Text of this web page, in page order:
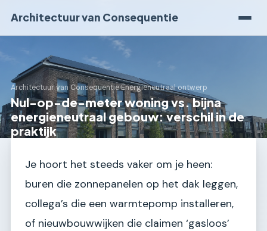
Architectuur van Consequentie
Architectuur van Consequentie›Energieneutraal ontwerp
Nul-op-de-meter woning vs. bijna
energieneutraal gebouw: verschil in de
praktijk
Je hoort het steeds vaker om je heen:
buren die zonnepanelen op het dak leggen,
collega’s die een warmtepomp installeren,
of nieuwbouwwijken die claimen ‘gasloos’